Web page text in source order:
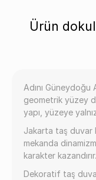
Ürün
Adını
geometrik yüzey
yapı, yüzeye
Jakarta taş duvar
mekanda
karakter kazandırır.
Dekoratif taş